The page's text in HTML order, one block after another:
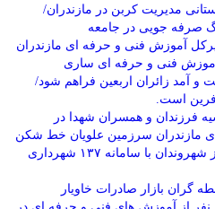
مدیریت کربن در مازندران/
صرفه جویی در جامعه
آموزش فنی و حرفه ای مازندران
آمد زائران اربعین فراهم شود/
است.
فرزندان و همسران شهدا در
مازندران سرزمین علویان خط شکن
تماس بیش از ۶ هزار نفر از شهروندان با سامانه ۱۳۷ شهرداری
گران بازار صادرات خاویار